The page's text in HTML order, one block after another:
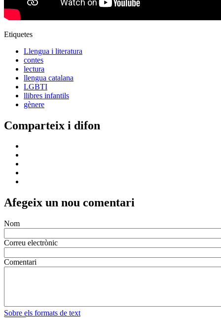
Etiquetes
Llengua i literatura
contes
lectura
llengua catalana
LGBTI
llibres infantils
gènere
Comparteix i difon
Afegeix un nou comentari
Nom
Correu electrònic
Comentari
Sobre els formats de text